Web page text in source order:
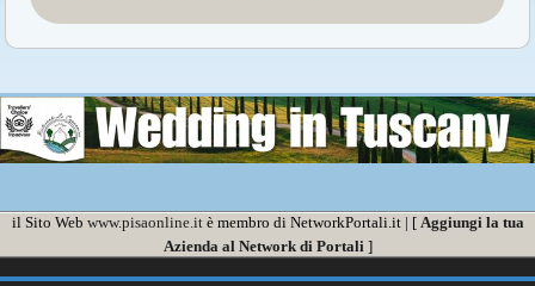
il Sito Web www.pisaonline.itè membro di NetworkPortali.it | [ Aggiungi la tua
Azienda al Network di Portali ]